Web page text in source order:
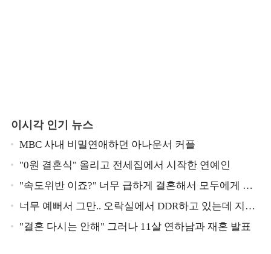
이시각 인기 뉴스
MBC 사내 비밀연애하던 아나운서 커플
"0원 결혼식" 올리고 전세집에서 시작한 연예인
"속도위반 이죠?" 너무 급하게 결혼해서 모두에게 의
심 받았던 스타
너무 예뻐서 그만.. 오락실에서 DDR하고 있는데 지나
가던 이상민이 캐스팅했다는 연예인
"결혼 다시는 안해" 그러나 11살 연하남과 재혼 발표